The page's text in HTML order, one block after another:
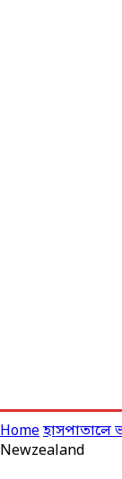
Homeহাসপাতালে
Newzealand